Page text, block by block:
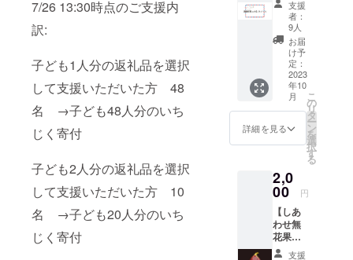
7/26 13:30時点のご支援内
訳:
子ども1人分の返礼品を選択
して支援いただいた方 48
名 →子ども48人分のいち
じく寄付
子ども2人分の返礼品を選択
して支援いただいた方 10
名 →子ども20人分のいち
じく寄付
族経営して
いる小さな
農家です。
身、2020年
に脱サラ新
規就農しま
した。
前職はWEB
マーとして7
年勤めてま
農家になっ
た理由は、
謝の気
持ちを
綴った
お礼
メール
（電子
メー
ル）】
当園か
ら感謝
の気持
ちを綴
付結果
の写真
等入れ
たご報
告をE-
MAILで
しま
支援
者：
9人
お届
け予
定：
2023
年10
月
詳細を見る
こ
の
リ
タ
ー
ン
を
選
択
す
る
2,0
00 円
【しあ
わせ無
花果ス
テッ支援